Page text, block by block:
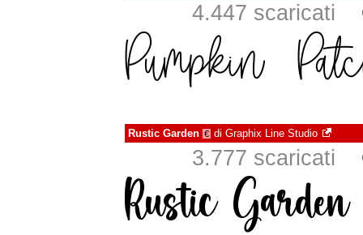
4.447 scaricati
Rustic Garden € di Graphix Line Studio
3.777 scaricati